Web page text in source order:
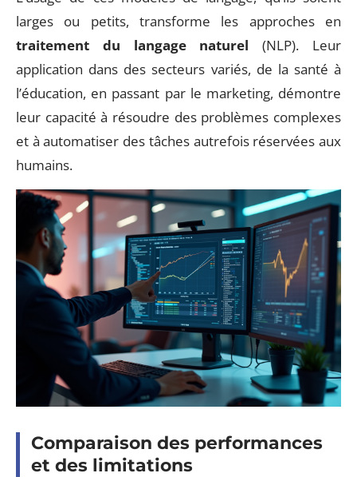
larges ou petits, transforme les approches en
traitement du langage naturel (NLP). Leur
application dans des secteurs variés, de la santé à
l’éducation, en passant par le marketing, démontre
leur capacité à résoudre des problèmes complexes
et à automatiser des tâches autrefois réservées aux
humains.
Comparaison des performances
et des limitations